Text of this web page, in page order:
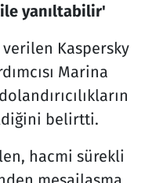
yanıltabilir'
Kaspersky
Marina
belirtti.
hacmi sürekli